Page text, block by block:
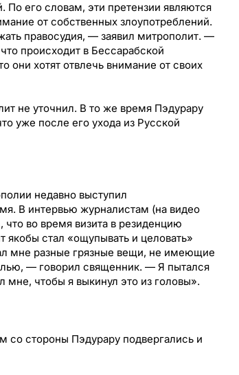
По его словам, эти претензии являются
от собственных злоупотреблений.
правосудия, — заявил митрополит. —
происходит в Бессарабской
они хотят отвлечь внимание от своих
не уточнил. В то же время Пэдурару
уже после его ухода из Русской
недавно выступил
В интервью журналистам (на видео
во время визита в резиденцию
якобы стал «ощупывать и целовать»
мне разные грязные вещи, не имеющие
— говорил священник. — Я пытался
мне, чтобы я выкинул это из головы».
со стороны Пэдурару подвергались и